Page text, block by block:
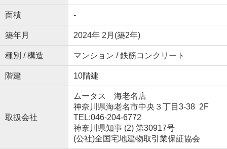
面積 -
築年月 2024年 2月(築2年)
種別 / 構造 マンション / 鉄筋コンクリート
階建 10階建
取扱会社
ムータス 海老名店
神奈川県海老名市中央３丁目3-38 2F
TEL:046-204-6772
神奈川県知事 (2) 第30917号
(公社)全国宅地建物取引業保証協会